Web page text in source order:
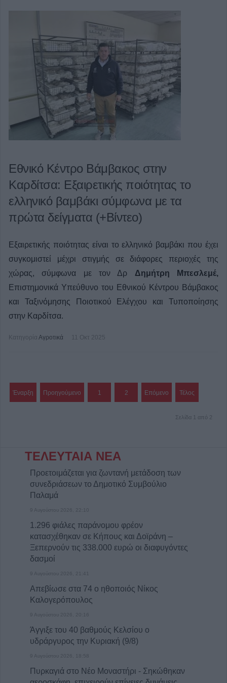
Εθνικό Κέντρο Βάμβακος στην
Καρδίτσα: Εξαιρετικής ποιότητας το
ελληνικό βαμβάκι σύμφωνα με τα
πρώτα δείγματα (+Βίντεο)
Εξαιρετικής ποιότητας είναι το ελληνικό βαμβάκι που έχει
συγκομιστεί μέχρι στιγμής σε διάφορες περιοχές της
χώρας, σύμφωνα με τον Δρ Δημήτρη Μπεσλεμέ,
Επιστημονικά Υπεύθυνο του Εθνικού Κέντρου Βάμβακος
και Ταξινόμησης Ποιοτικού Ελέγχου και Τυποποίησης
στην Καρδίτσα.
Κατηγορία Αγροτικά 11 Οκτ 2025
Έναρξη Προηγούμενο 1 2 Επόμενο Τέλος
Σελίδα 1 από 2
ΤΕΛΕΥΤΑΙΑ ΝΕΑ
Προετοιμάζεται για ζωντανή μετάδοση των
συνεδριάσεων το Δημοτικό Συμβούλιο
Παλαμά
9 Αυγούστου 2026, 22:10
1.296 φιάλες παράνομου φρέον
κατασχέθηκαν σε Κήπους και Δοϊράνη –
Ξεπερνούν τις 338.000 ευρώ οι διαφυγόντες
δασμοί
9 Αυγούστου 2026, 21:41
Απεβίωσε στα 74 ο ηθοποιός Νίκος
Καλογερόπουλος
9 Αυγούστου 2026, 20:16
Άγγιξε του 40 βαθμούς Κελσίου ο
υδράργυρος την Κυριακή (9/8)
9 Αυγούστου 2026, 18:58
Πυρκαγιά στο Νέο Μοναστήρι - Σηκώθηκαν